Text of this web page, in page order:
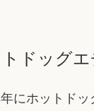
ドッグ
にホットド